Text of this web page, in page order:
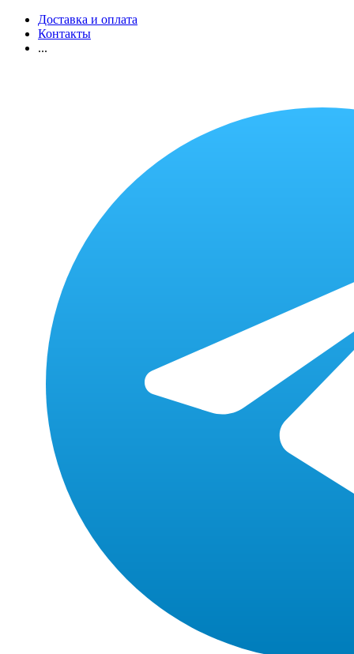
Доставка и оплата
Контакты
...